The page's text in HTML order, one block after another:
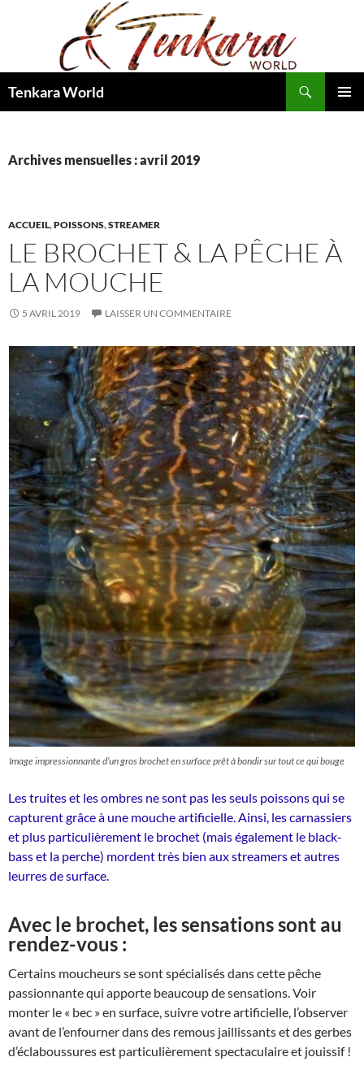
Tenkara World
Archives mensuelles : avril 2019
ACCUEIL,POISSONS,STREAMER
LE BROCHET & LA PÊCHE À
LA MOUCHE
5 AVRIL 2019 LAISSER UN COMMENTAIRE
Image impressionnante d’un gros brochet en surface prêt à bondir sur tout ce qui bouge
Les truites et les ombres ne sont pas les seuls poissons qui se
capturent grâce à une mouche artificielle. Ainsi, les carnassiers
et plus particulièrement le brochet (mais également le black-
bass et la perche) mordent très bien aux streamers et autres
leurres de surface.
Avec le brochet, les sensations sont au
rendez-vous :
Certains moucheurs se sont spécialisés dans cette pêche
passionnante qui apporte beaucoup de sensations. Voir
monter le « bec » en surface, suivre votre artificielle, l’observer
avant de l’enfourner dans des remous jaillissants et des gerbes
d’éclaboussures est particulièrement spectaculaire et jouissif !